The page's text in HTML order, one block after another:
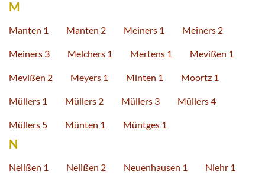
M
Manten 1 Manten 2 Meiners 1 Meiners 2
Meiners 3 Melchers 1 Mertens 1 Mevißen 1
Mevißen 2 Meyers 1 Minten 1 Moortz 1
Müllers 1 Müllers 2 Müllers 3 Müllers 4
Müllers 5 Münten 1 Müntges 1
N
Nelißen 1 Nelißen 2 Neuenhausen 1 Niehr 1